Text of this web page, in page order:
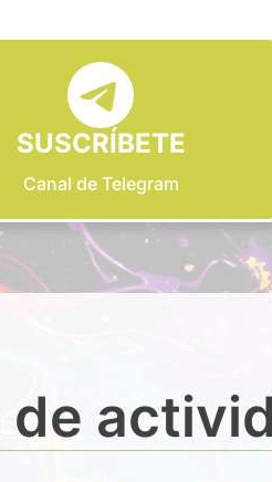
SUSCRÍBETE
Canal de Telegram
de